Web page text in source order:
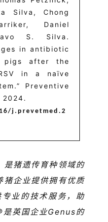
Silva, Chong
Daniel
S. Silva.
in antibiotic
pigs after the
in a naïve
Preventive
2024.
j.prevetmed.2
是猪遗传育种领域的
猪企业提供拥有优质
业的技术服务，助
是英国企业Genus的